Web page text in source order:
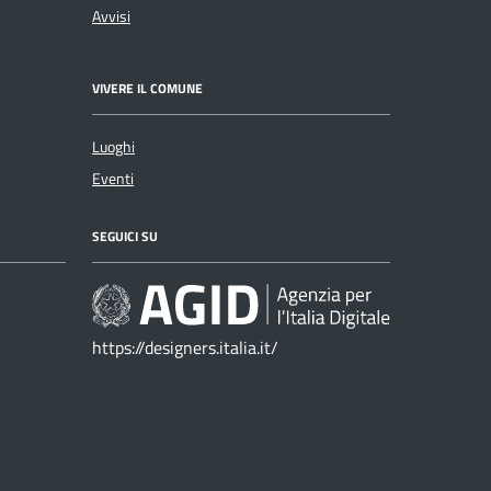
Avvisi
VIVERE IL COMUNE
Luoghi
Eventi
SEGUICI SU
https://designers.italia.it/